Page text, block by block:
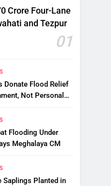
Crore Four-Lane
and Tezpur
01
Donate Flood Relief
Not Personal
Flooding Under
Meghalaya CM
Saplings Planted in